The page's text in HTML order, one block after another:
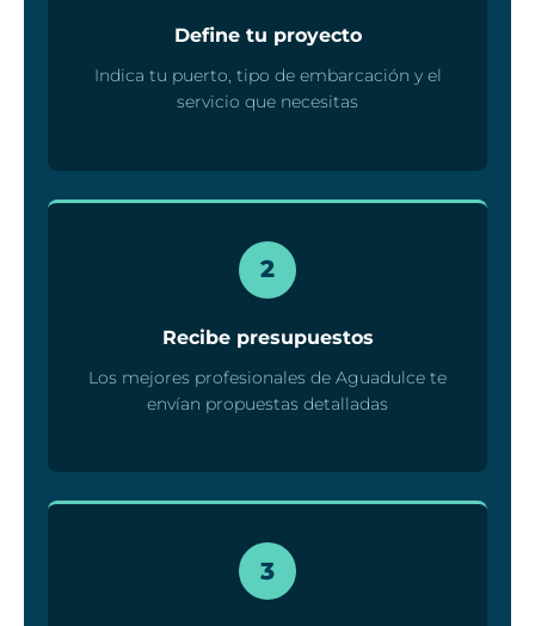
Define tu proyecto
Indica tu puerto, tipo de embarcación y el
servicio que necesitas
2
Recibe presupuestos
Los mejores profesionales de Aguadulce te
envían propuestas detalladas
3